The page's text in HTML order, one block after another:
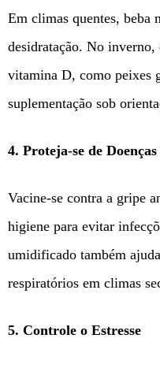
Em climas quentes, beba
desidratação. No
vitamina D, como peixes
suplementação sob
4. Proteja-se de Doenças
Vacine-se contra a gripe
higiene para evitar
umidificado também
respiratórios em climas
5. Controle o Estresse